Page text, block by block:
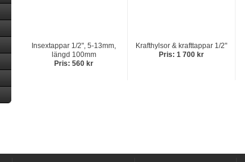
Insextappar 1/2", 5-13mm,
längd 100mm
Pris: 560 kr
Krafthylsor & krafttappar 1/2"
Pris: 1 700 kr